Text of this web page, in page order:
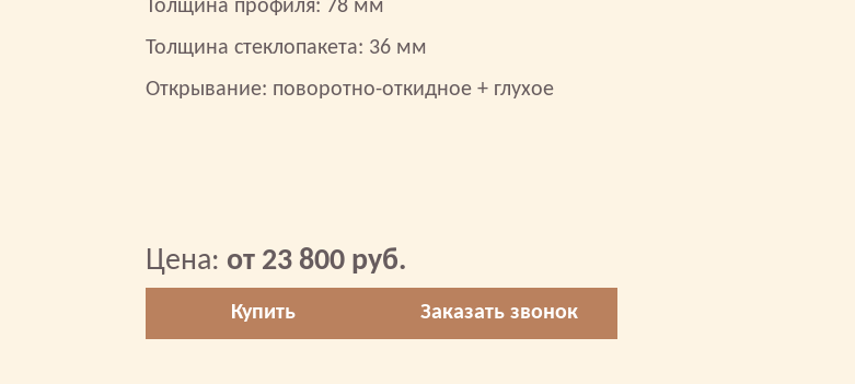
Толщина профиля: 78 мм
Толщина стеклопакета: 36 мм
Открывание: поворотно-откидное + глухое
Цена: от 23 800 руб.
Купить Заказать звонок